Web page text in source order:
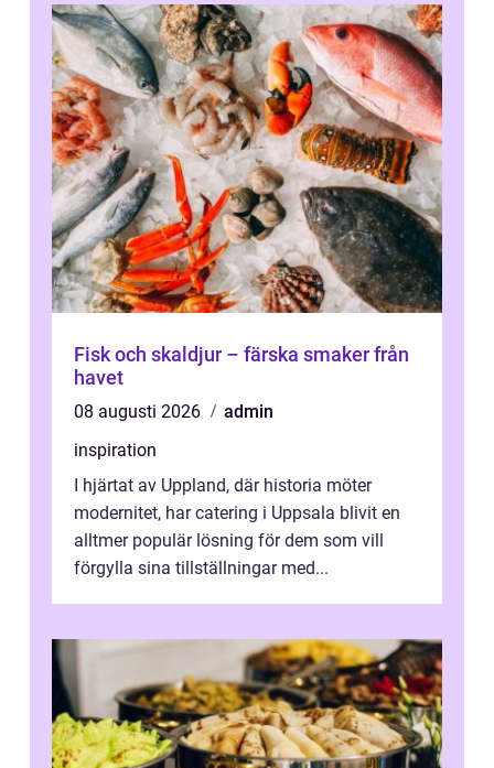
Fisk och skaldjur – färska smaker från
havet
08 augusti 2026
admin
inspiration
I hjärtat av Uppland, där historia möter
modernitet, har catering i Uppsala blivit en
alltmer populär lösning för dem som vill
förgylla sina tillställningar med...